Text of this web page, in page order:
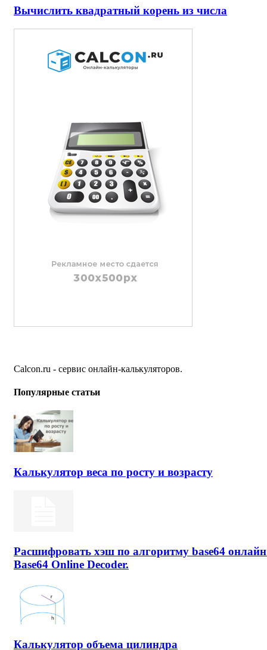
Вычислить квадратный корень из числа
Calcon.ru - сервис онлайн-калькуляторов.
Популярные статьи
Калькулятор веса по росту и возрасту
Расшифровать хэш по алгоритму base64
Base64 Online Decoder.
Калькулятор объема цилиндра